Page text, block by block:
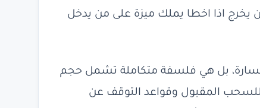
يخرج اذا اخطا يملك ميزة على من يدخل
بل هي فلسفة متكاملة تشمل حجم
المقبول وقواعد التوقف عن